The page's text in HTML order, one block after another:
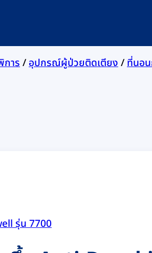
าร/อุปกรณ์ผู้ป่วยติดเตียง/ที่นอ